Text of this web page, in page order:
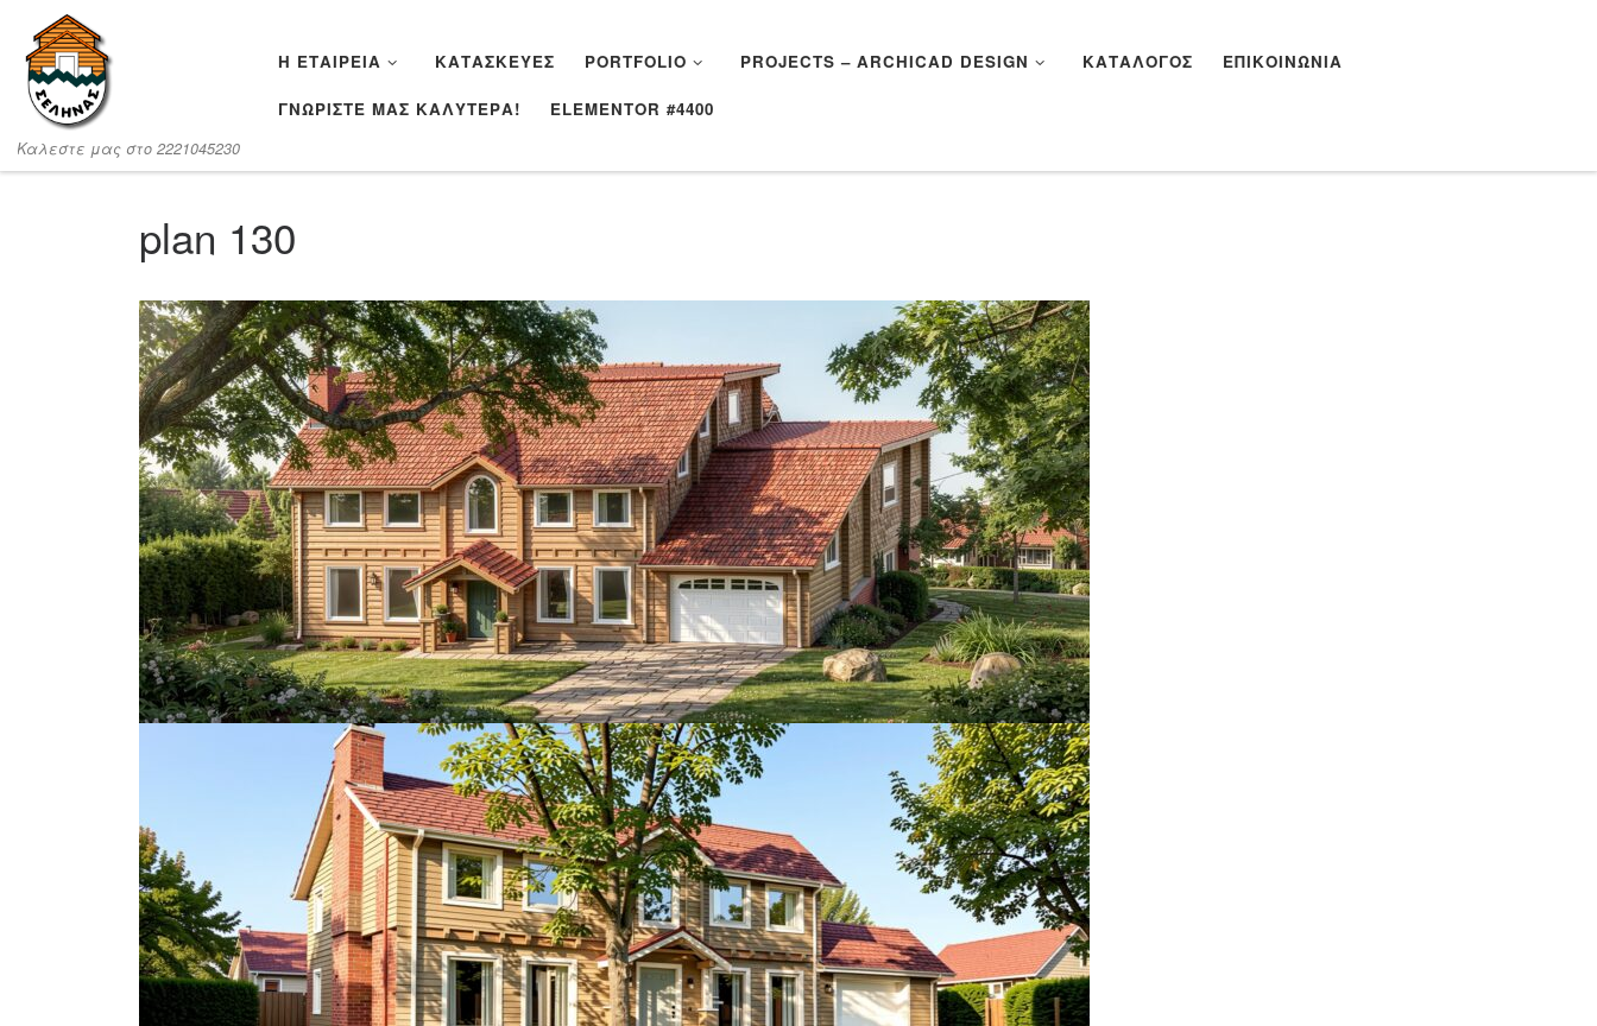
Μετάβαση στο περιεχόμενο
Καλεστε μας στο 2221045230
Η ΕΤΑΙΡΕΊΑ ΚΑΤΑΣΚΕΥΈΣ PORTFOLIO PROJECTS – ARCHICAD DESIGN ΚΑΤΆΛΟΓΟΣ ΕΠΙΚΟΙΝΩΝΊΑ
ΓΝΩΡΙΣΤΕ ΜΑΣ ΚΑΛΥΤΕΡΑ! ELEMENTOR #4400
plan 130